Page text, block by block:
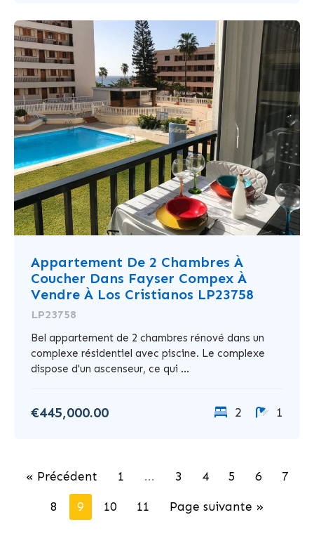
Appartement De 2 Chambres À
Coucher Dans Fayser Compex À
Vendre À Los Cristianos LP23758
LP23758
Bel appartement de 2 chambres rénové dans un
complexe résidentiel avec piscine. Le complexe
dispose d'un ascenseur, ce qui ...
€445,000.00 2 1
« Précédent 1 ... 3 4 5 6
7
8
9 10 11 Page suivante »